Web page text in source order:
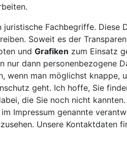
Fachbegriffe. Diese
Soweit es der
und Grafiken zum Einsatz
dann personenbezogene
wenn man möglichst knappe,
geht. Ich hoffe, Sie
die Sie noch nicht kannten.
Impressum genannte
Unsere Kontaktdaten